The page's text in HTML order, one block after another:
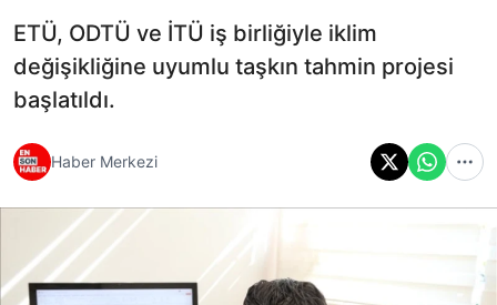
ETÜ, ODTÜ ve İTÜ iş birliğiyle iklim
değişikliğine uyumlu taşkın tahmin projesi
başlatıldı.
Haber Merkezi